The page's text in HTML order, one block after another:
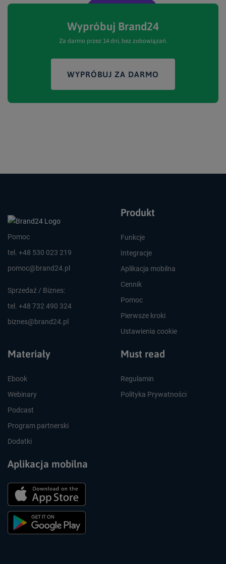
Wypróbuj Brand24
Za darmo przez 14 dni, bez zobowiązań.
WYPRÓBUJ ZA DARMO
Pomoc
tel. +48 530 023 219
pomoc@brand24.pl
Sprzedaż / Biznes:
tel. +48 732 490 324
biznes@brand24.pl
Produkt
Funkcje
Integracje
Aplikacja mobilna
Cennik
Pomoc
Pierwsze kroki
Ustawienia cookie
Must read
Regulamin
Polityka Prywatności
Materiały
Ebook
Webinary
Podcast
Program partnerski
Dodatki
Aplikacja mobilna